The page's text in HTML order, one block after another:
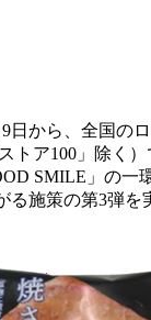
日から、全国の
トア100」除く
SMILE」の一
施策の第3弾を